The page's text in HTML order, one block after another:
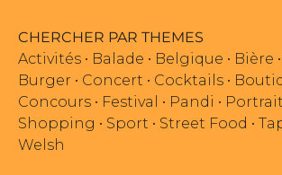
CHERCHER PAR THEMES
Activités • Balade • Belgique • Bière •
Burger • Concert • Cocktails •
Concours • Festival • Pandi •
Shopping • Sport • Street Food •
Welsh